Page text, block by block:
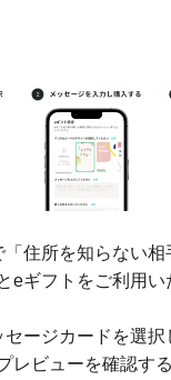
「住所を知らない
eギフトをご利用い
ージカードを選択
レビューを確認す